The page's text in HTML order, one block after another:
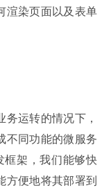
渲染页面以及表单
运转的情况下，
不同功能的微服务
框架，我们能够快
方便地将其部署到